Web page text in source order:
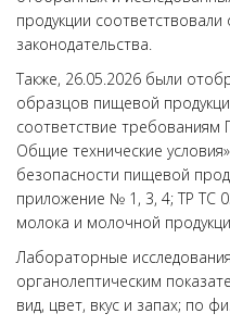
продукции
законодательства.
Также, 26.05.2026 были
образцов пищевой
соответствие требованиям
Общие технические
безопасности пищевой
приложение № 1, 3, 4; ТР ТС
молока и молочной
Лабораторные
органолептическим
вид, цвет, вкус и запах; по